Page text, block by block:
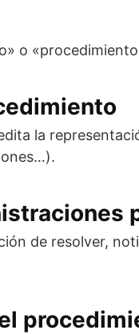
o
la
de resolver,